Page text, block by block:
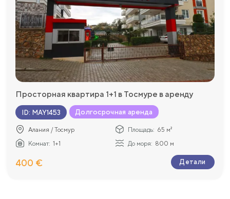
Просторная квартира 1+1 в Тосмуре в аренду
ID: MAY1453 Долгосрочная аренда
Алания / Тосмур Площадь: 65 м²
Комнат: 1+1 До моря: 800 м
400 € Детали